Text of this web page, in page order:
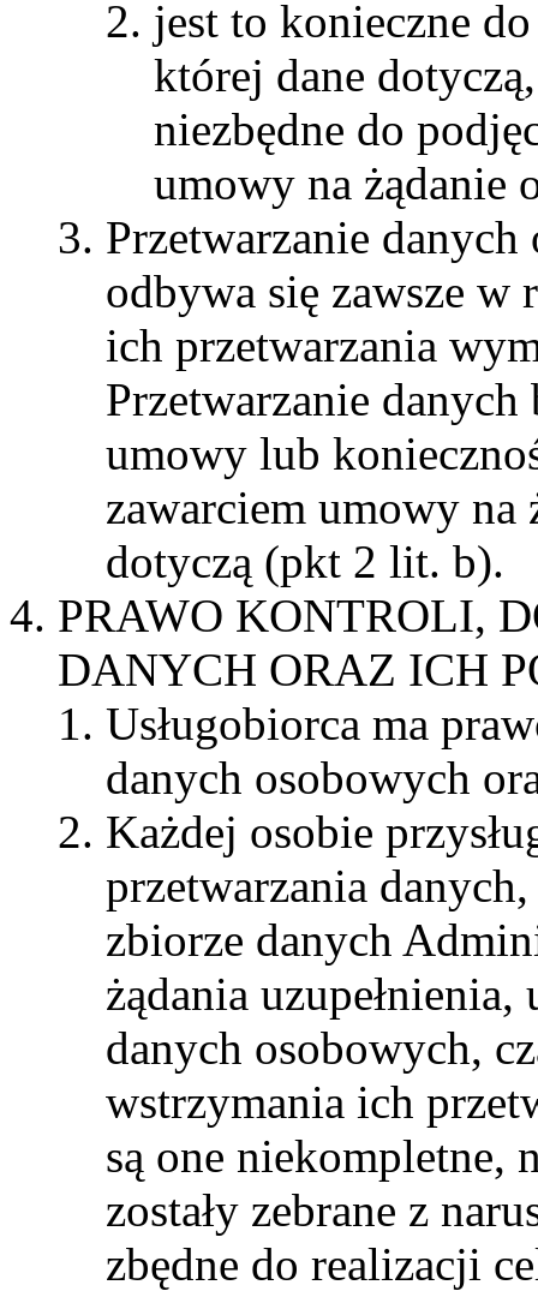
jest to konieczne
której dane
niezbędne do
umowy na żądanie
Przetwarzanie
odbywa się zawsze w
ich przetwarzania
Przetwarzanie danych
umowy lub
zawarciem umowy na
dotyczą (pkt 2 lit. b).
PRAWO KONTROLI,
DANYCH ORAZ ICH
Usługobiorca ma
danych osobowych
Każdej osobie
przetwarzania
zbiorze danych
żądania
danych osobowych,
wstrzymania ich
są one niekompletne,
zostały zebrane z
zbędne do realizacji